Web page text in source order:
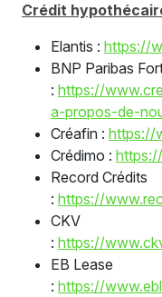
Crédit
Elantis : https://
BNP Paribas
: https://
a-propos-de-
Créafin : https://
Crédimo :
Record Crédits
: https://
CKV
: https://
EB Lease
: https://